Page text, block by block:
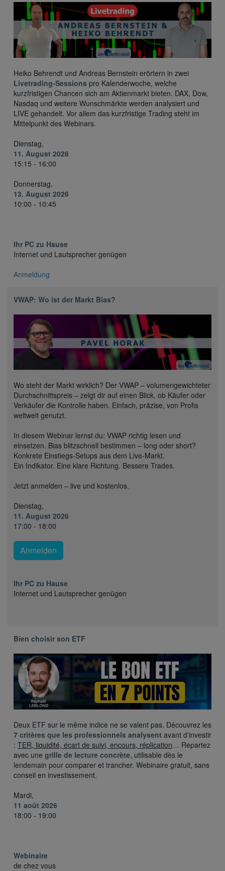
Heiko Behrendt und Andreas Bernstein erörtern in zwei
Livetrading-Sessions pro Kalenderwoche, welche
kurzfristigen Chancen sich am Aktienmarkt bieten. DAX, Dow,
Nasdaq und weitere Wunschmärkte werden analysiert und
LIVE gehandelt. Vor allem das kurzfristige Trading steht im
Mittelpunkt des Webinars.
Dienstag,
11. August 2026
15:15 - 16:00
Donnerstag,
13. August 2026
10:00 - 10:45
Ihr PC zu Hause
Internet und Lautsprecher genügen
Anmeldung
VWAP: Wo ist der Markt Bias?
Wo steht der Markt wirklich? Der VWAP – volumengewichteter
Durchschnittspreis – zeigt dir auf einen Blick, ob Käufer oder
Verkäufer die Kontrolle haben. Einfach, präzise, von Profis
weltweit genutzt.
In diesem Webinar lernst du: VWAP richtig lesen und
einsetzen. Bias blitzschnell bestimmen – long oder short?
Konkrete Einstiegs-Setups aus dem Live-Markt.
Ein Indikator. Eine klare Richtung. Bessere Trades.
Jetzt anmelden – live und kostenlos.
Dienstag,
11. August 2026
17:00 - 18:00
Anmelden
Ihr PC zu Hause
Internet und Lautsprecher genügen
Bien choisir son ETF
Deux ETF sur le même indice ne se valent pas. Découvrez les
7 critères que les professionnels analysent avant d'investir
: TER, liquidité, écart de suivi, encours, réplication… Repartez
avec une grille de lecture concrète, utilisable dès le
lendemain pour comparer et trancher. Webinaire gratuit, sans
conseil en investissement.
Mardi,
11 août 2026
18:00 - 19:00
Webinaire
de chez vous